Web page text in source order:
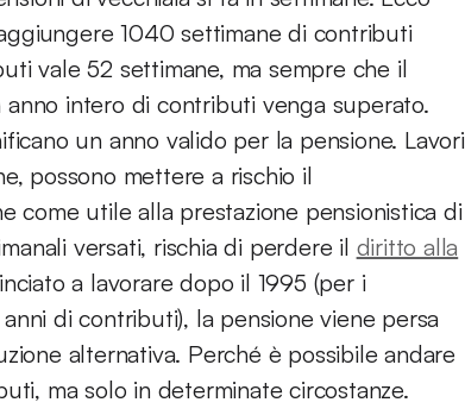
1040 settimane di contributi
vale 52 settimane, ma sempre che il
intero di contributi venga superato.
un anno valido per la pensione. Lavori
possono mettere a rischio il
come utile alla prestazione pensionistica di
versati, rischia di perdere il diritto alla
a lavorare dopo il 1995 (per i
di contributi), la pensione viene persa
alternativa. Perché è possibile andare
ma solo in determinate circostanze.